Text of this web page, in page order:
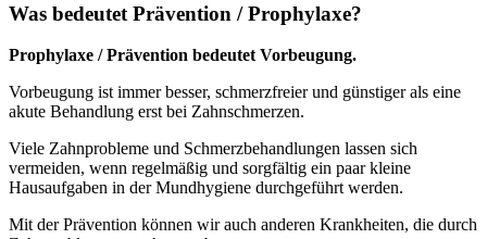
Was bedeutet Prävention / Prophylaxe?
Prophylaxe / Prävention bedeutet Vorbeugung.
Vorbeugung ist immer besser, schmerzfreier und günstiger als eine
akute Behandlung erst bei Zahnschmerzen.
Viele Zahnprobleme und Schmerzbehandlungen lassen sich
vermeiden, wenn regelmäßig und sorgfältig ein paar kleine
Hausaufgaben in der Mundhygiene durchgeführt werden.
Mit der Prävention können wir auch anderen Krankheiten, die durch